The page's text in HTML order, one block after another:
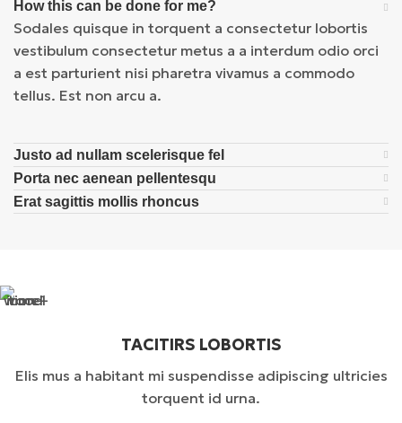
How this can be done for me?
Sodales quisque in torquent a consectetur lobortis
vestibulum consectetur metus a a interdum odio orci
a est parturient nisi pharetra vivamus a commodo
tellus. Est non arcu a.
Justo ad nullam scelerisque fel
Porta nec aenean pellentesqu
Erat sagittis mollis rhoncus
TACITIRS LOBORTIS
Elis mus a habitant mi suspendisse adipiscing ultricies
torquent id urna.